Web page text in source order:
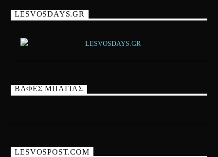
LESVOSDAYS.GR
ΒΑΦΕΣ ΜΠΑΓΙΑΣ
LESVOSPOST.COM